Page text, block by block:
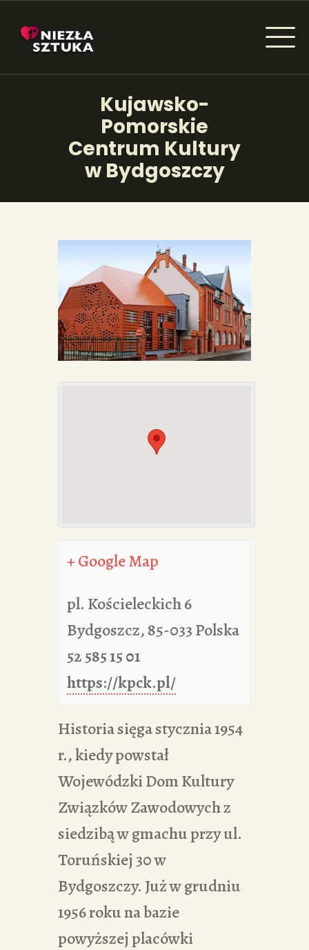
Kujawsko-
Pomorskie
Centrum Kultury
w Bydgoszczy
NIEZŁA SZTUKA - NEWSY
Sztuka dla każdego od amatora do konesera.
AKTUALNOŚCI
WYDARZENIA
KSIĄŻKI
PORTFOLIA
REDAKCJA
+ Google Map
pl. Kościeleckich 6
Bydgoszcz,85-033Polska
52 585 15 01
https://kpck.pl/
Historia sięga stycznia 1954
r., kiedy powstał
Wojewódzki Dom Kultury
Związków Zawodowych z
siedzibą w gmachu przy ul.
Toruńskiej 30 w
Bydgoszczy. Już w grudniu
1956 roku na bazie
powyższej placówki